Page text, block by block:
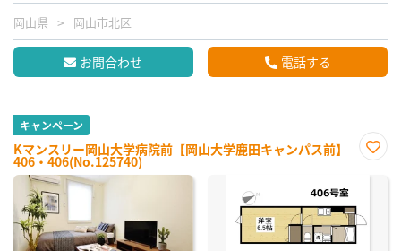
岡山県 岡山市北区
お問合わせ 電話する
キャンペーン
Kマンスリー岡山大学病院前【岡山大学鹿田キャンパス前】
406・406(No.125740)
に入